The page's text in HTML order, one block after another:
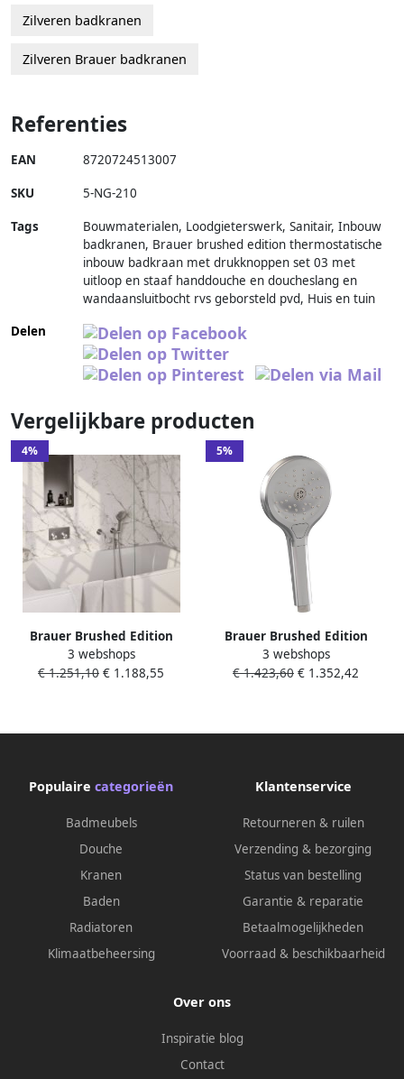
Zilveren badkranen
Zilveren Brauer badkranen
Referenties
EAN 8720724513007
SKU 5-NG-210
Tags
Bouwmaterialen, Loodgieterswerk, Sanitair, Inbouw
badkranen, Brauer brushed edition thermostatische
inbouw badkraan met drukknoppen set 03 met
uitloop en staaf handdouche en doucheslang en
wandaansluitbocht rvs geborsteld pvd, Huis en tuin
Delen
Vergelijkbare producten
4%
Brauer Brushed Edition
thermostatische inbouw
badkraan met drukknoppen
doucheslang en
3 webshops
€ 1.251,10 € 1.188,55
5%
Brauer Brushed Edition
thermostatische inbouw
badkraan met drukknoppen
standen handdouche en
geborsteld PVD
3 webshops
€ 1.423,60 € 1.352,42
Populaire categorieën
Badmeubels
Douche
Kranen
Baden
Radiatoren
Klimaatbeheersing
Klantenservice
Retourneren & ruilen
Verzending & bezorging
Status van bestelling
Garantie & reparatie
Betaalmogelijkheden
Voorraad & beschikbaarheid
Over ons
Inspiratie blog
Contact